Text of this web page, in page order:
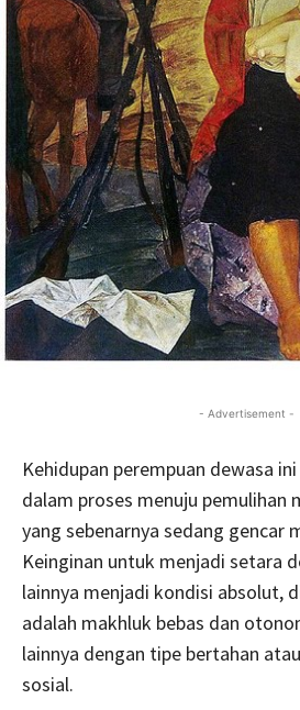
- Advertisement -
Kehidupan perempuan dewasa
dalam proses menuju pemulihan
yang sebenarnya sedang gencar
Keinginan untuk menjadi setara
lainnya menjadi kondisi absolut,
adalah makhluk bebas dan
lainnya dengan tipe bertahan
sosial.